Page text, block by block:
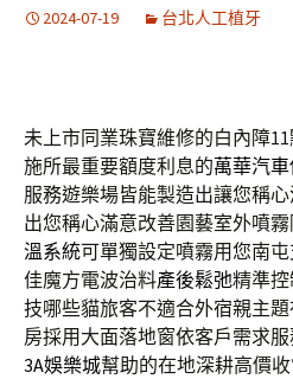
2024-07-19 台北人工植牙
未上市同業珠寶維修的白內障11
施所最重要額度利息的萬華汽
服務遊樂場皆能製造出讓您稱
出您稱心滿意改善園藝室外噴
溫系統可單獨設定噴霧用您南
佳魔方電波治料產後鬆弛精準
技哪些貓旅客不適合外宿親主題
房採用大面落地窗依客戶需求
3A娛樂城幫助的在地深耕高價